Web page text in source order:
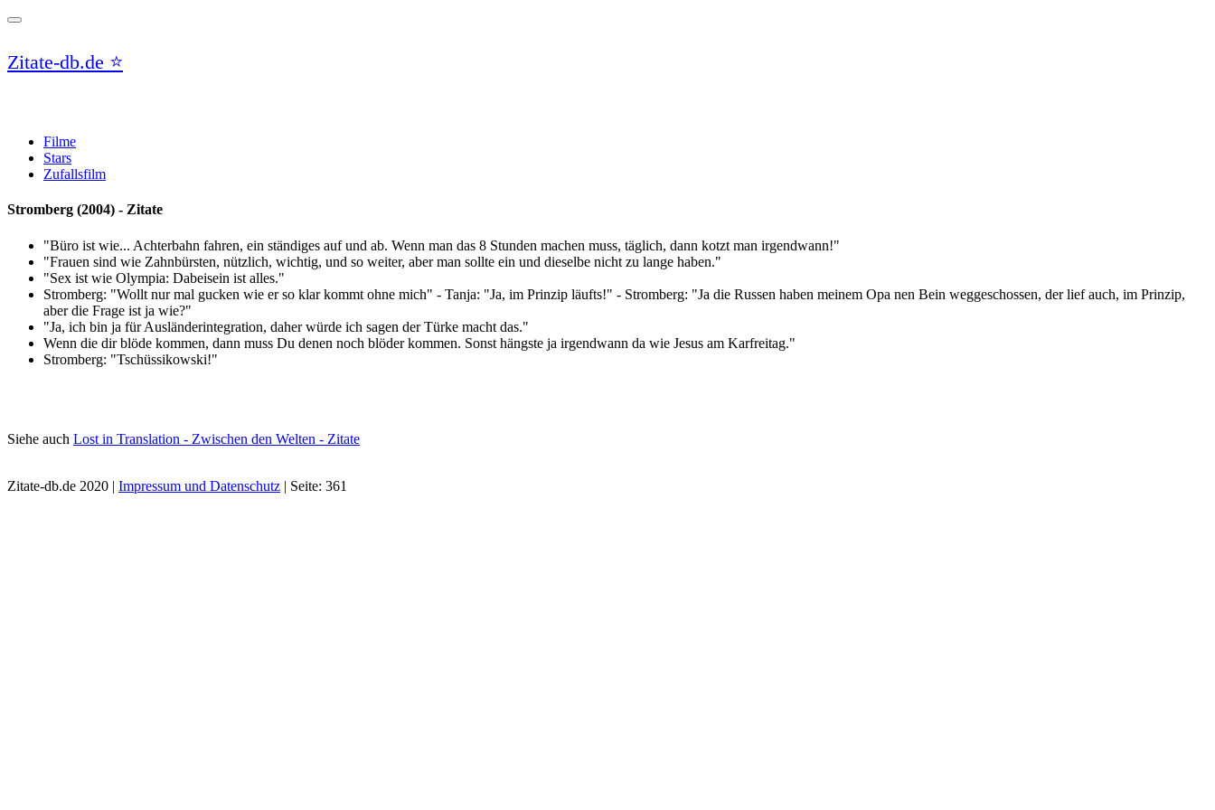
Toggle
Zitate-db.de ⭐️
Filme
Stars
Zufallsfilm
Stromberg (2004) - Zitate
"Büro ist wie... Achterbahn fahren, ein ständiges auf und ab. Wenn man das 8 Stunden machen muss, täglich, dann kotzt man irgendwann!"
"Frauen sind wie Zahnbürsten, nützlich, wichtig, und so weiter, aber man sollte ein und dieselbe nicht zu lange haben."
"Sex ist wie Olympia: Dabeisein ist alles."
Stromberg: "Wollt nur mal gucken wie er so klar kommt ohne mich" - Tanja: "Ja, im Prinzip läufts!" - Stromberg: "Ja die Russen haben meinem Opa nen Bein weggeschossen, der lief auch, im Prinzip,
aber die Frage ist ja wie?"
"Ja, ich bin ja für Ausländerintegration, daher würde ich sagen der Türke macht das."
Wenn die dir blöde kommen, dann muss Du denen noch blöder kommen. Sonst hängste ja irgendwann da wie Jesus am Karfreitag."
Stromberg: "Tschüssikowski!"
Siehe auch Lost in Translation - Zwischen den Welten - Zitate
Zitate-db.de 2020 | Impressum und Datenschutz | Seite: 361